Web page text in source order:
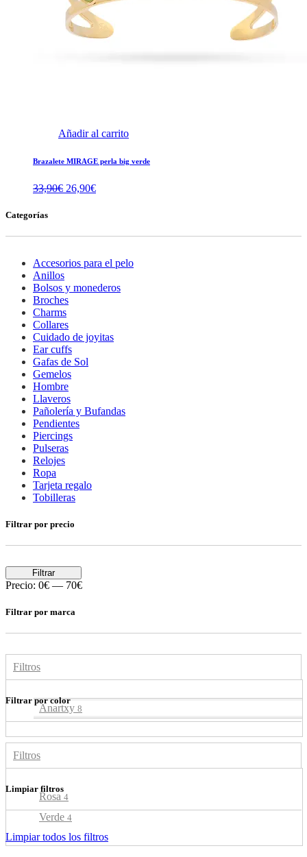
Añadir al carrito
Brazalete MIRAGE perla big verde
33,90€ El
33,90€.
26,90€El
26,90€.
Categorías
Accesorios para el pelo
Anillos
Bolsos y monederos
Broches
Charms
Collares
Cuidado de joyitas
Ear cuffs
Gafas de Sol
Gemelos
Hombre
Llaveros
Pañolería y Bufandas
Pendientes
Piercings
Pulseras
Relojes
Ropa
Tarjeta regalo
Tobilleras
Filtrar por precio
Filtrar
Precio: 0€ — 70€
Filtrar por marca
Filtros
Anartxy 8
Filtrar por color
Filtros
Rosa 4
Verde 4
Limpiar filtros
Limpiar todos los filtros